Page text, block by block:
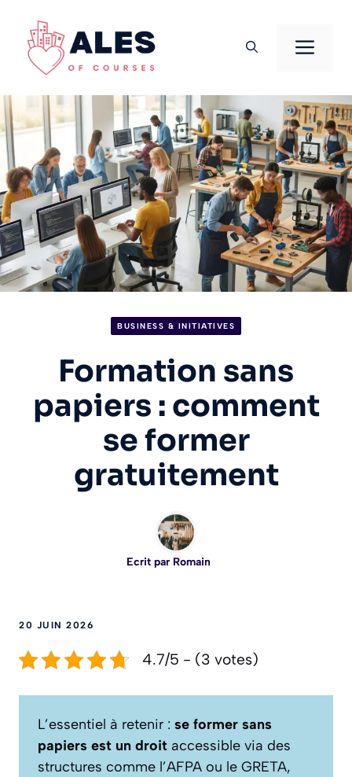
contenu
BUSINESS & INITIATIVES
Formation sans
papiers : comment
se former
gratuitement
Ecrit par Romain
20 JUIN 2026
4.7/5 - (3 votes)
L’essentiel à retenir : se former sans
papiers est un droit accessible via des
structures comme l’AFPA ou le GRETA,